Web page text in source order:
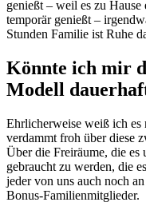
genießt – weil es zu
temporär genießt –
Stunden Familie ist Ruhe
Könnte ich mir
Modell
Ehrlicherweise weiß ich es
verdammt froh über diese
Über die Freiräume, die es
gebraucht zu werden, die
jeder von uns auch noch
Bonus-Familienmitglieder.